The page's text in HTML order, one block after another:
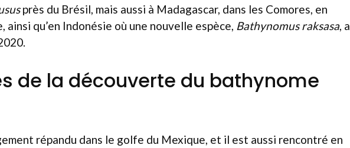
près du Brésil, mais aussi à Madagascar, dans les Comores, en
qu’en Indonésie où une nouvelle espèce, Bathynomus raksasa, a
de la découverte du bathynome
répandu dans le golfe du Mexique, et il est aussi rencontré en